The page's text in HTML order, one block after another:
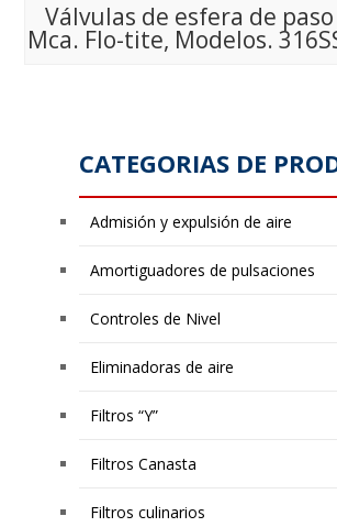
Válvulas de esfera de
Mca. Flo-tite, Modelos.
CATEGORIAS DE
Admisión y expulsión de aire
Amortiguadores de pulsaciones
Controles de Nivel
Eliminadoras de aire
Filtros “Y”
Filtros Canasta
Filtros culinarios